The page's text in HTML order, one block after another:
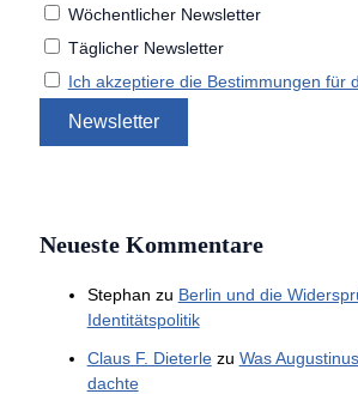
Wöchentlicher Newsletter
Täglicher Newsletter
Ich akzeptiere die Bestimmungen für
Neueste Kommentare
Stephan zu Berlin und die
Identitätspolitik
Claus F. Dieterlezu Was
dachte